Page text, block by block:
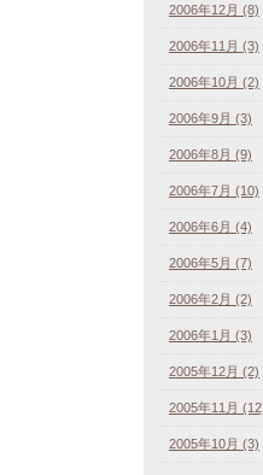
2006年12月 (8)
2006年11月 (3)
2006年10月 (2)
2006年9月 (3)
2006年8月 (9)
2006年7月 (10)
2006年6月 (4)
2006年5月 (7)
2006年2月 (2)
2006年1月 (3)
2005年12月 (2)
2005年11月
2005年10月 (3)